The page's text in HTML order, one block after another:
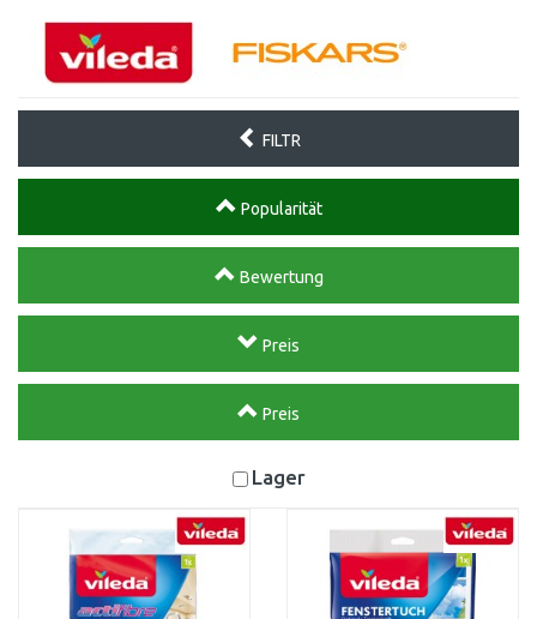
FILTR
Popularität
Bewertung
Preis
Preis
Lager